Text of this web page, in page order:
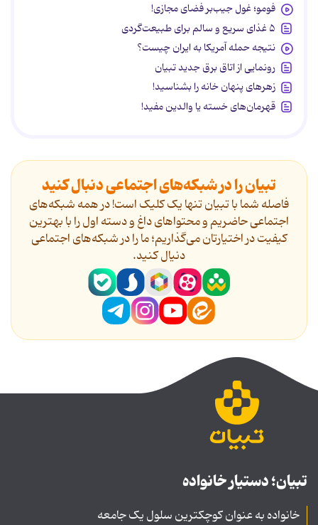
فومو؛ غول جیب‌بر فضای مجازی!
۵ غذای سریع و سالم برای طبیعت‌گردی
نتیجه حمله آمریکا به ایران چیست؟
رونمایی از اتاق برق جدید تبیان
زهرهای پنهان خانه را بشناسید!
قهرمان‌های خسته یا والدین مفید!
تبیان را در شبکه‌های اجتماعی دنبال کنید
فاصله شما با تبیان تنها یک کلیک است! در همه شبکه‌های
اجتماعی حاضریم و محتواهای داغ و دسته اول را با بهترین
کیفیت در اختیارتان می‌گذاریم؛ ما را در شبکه‌های اجتماعی
دنیال کنید.
تبیان؛ دستیار خانواده
خانواده به عنوان کوچکترین سلول یک جامعه